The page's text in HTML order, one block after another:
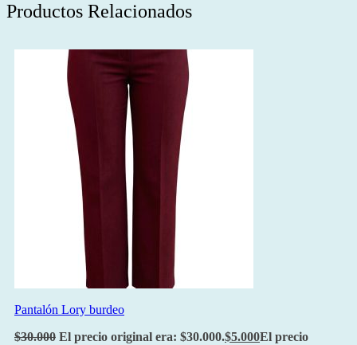
Productos Relacionados
Pantalón Lory burdeo
$30.000 El precio original era: $30.000.$5.000El precio